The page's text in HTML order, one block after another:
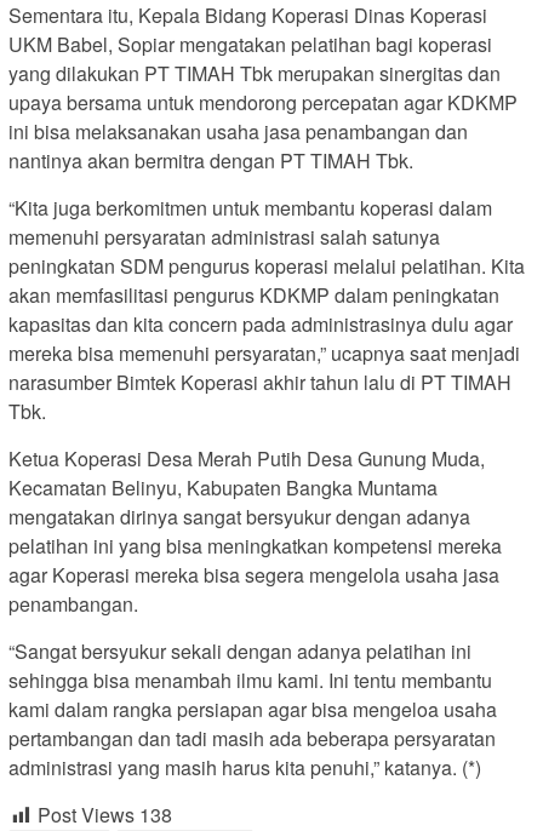
Sementara itu, Kepala Bidang Koperasi Dinas Koperasi
UKM Babel, Sopiar mengatakan pelatihan bagi koperasi
yang dilakukan PT TIMAH Tbk merupakan sinergitas dan
upaya bersama untuk mendorong percepatan agar KDKMP
ini bisa melaksanakan usaha jasa penambangan dan
nantinya akan bermitra dengan PT TIMAH Tbk.
“Kita juga berkomitmen untuk membantu koperasi dalam
memenuhi persyaratan administrasi salah satunya
peningkatan SDM pengurus koperasi melalui pelatihan. Kita
akan memfasilitasi pengurus KDKMP dalam peningkatan
kapasitas dan kita concern pada administrasinya dulu agar
mereka bisa memenuhi persyaratan,” ucapnya saat menjadi
narasumber Bimtek Koperasi akhir tahun lalu di PT TIMAH
Tbk.
Ketua Koperasi Desa Merah Putih Desa Gunung Muda,
Kecamatan Belinyu, Kabupaten Bangka Muntama
mengatakan dirinya sangat bersyukur dengan adanya
pelatihan ini yang bisa meningkatkan kompetensi mereka
agar Koperasi mereka bisa segera mengelola usaha jasa
penambangan.
“Sangat bersyukur sekali dengan adanya pelatihan ini
sehingga bisa menambah ilmu kami. Ini tentu membantu
kami dalam rangka persiapan agar bisa mengeloa usaha
pertambangan dan tadi masih ada beberapa persyaratan
administrasi yang masih harus kita penuhi,” katanya. (*)
Post Views 138